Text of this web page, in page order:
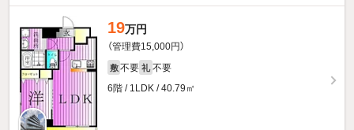
19万円
（管理費15,000円）
敷 不要 礼 不要
6階 / 1LDK / 40.79㎡